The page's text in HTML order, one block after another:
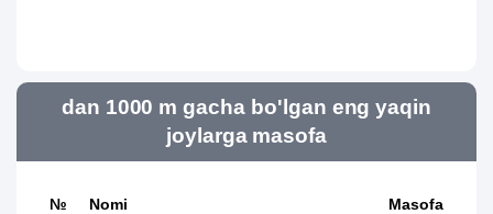
dan 1000 m gacha bo'lgan eng yaqin
joylarga masofa
№ Nomi Masofa